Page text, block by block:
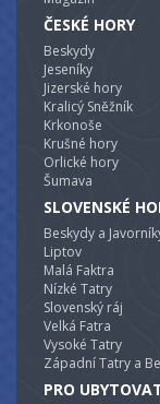
ČESKÉ HORY
Beskydy
Jeseníky
Jizerské hory
Kralicý Sněžník
Krkonoše
Krušné hory
Orlické hory
Šumava
SLOVENSKÉ
Beskydy a
Liptov
Malá Faktra
Nízké Tatry
Slovenský ráj
Velká Fatra
Vysoké Tatry
Západní Tatry a
PRO